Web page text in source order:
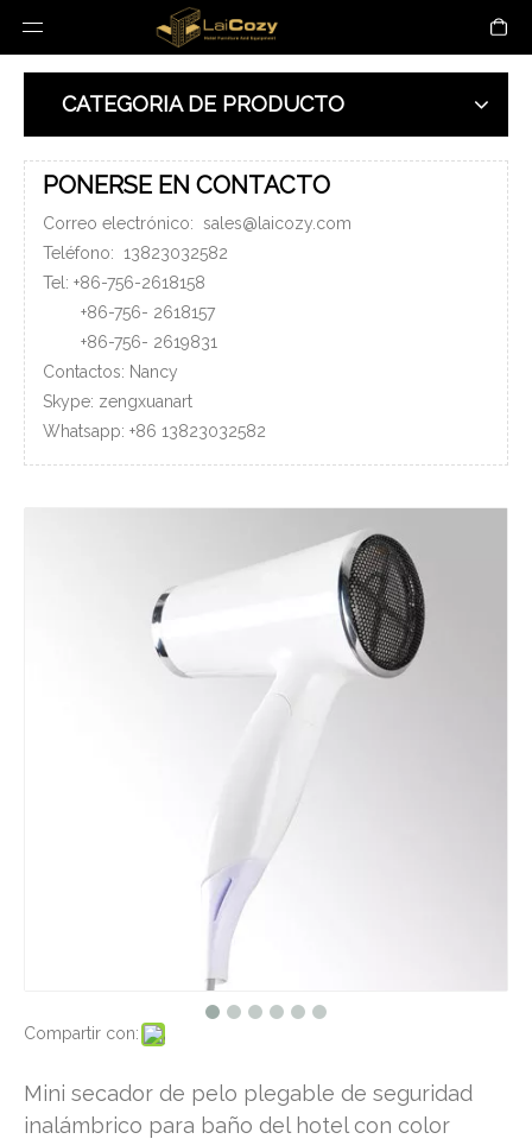
CATEGORIA DE PRODUCTO
PONERSE EN CONTACTO
Correo electrónico: sales@laicozy.com
Teléfono: 13823032582
Tel: +86-756-2618158
+86-756- 2618157
+86-756- 2619831
Contactos: Nancy
Skype: zengxuanart
Whatsapp: +86 13823032582
Compartir con:
Mini secador de pelo plegable de seguridad
inalámbrico para baño del hotel con color